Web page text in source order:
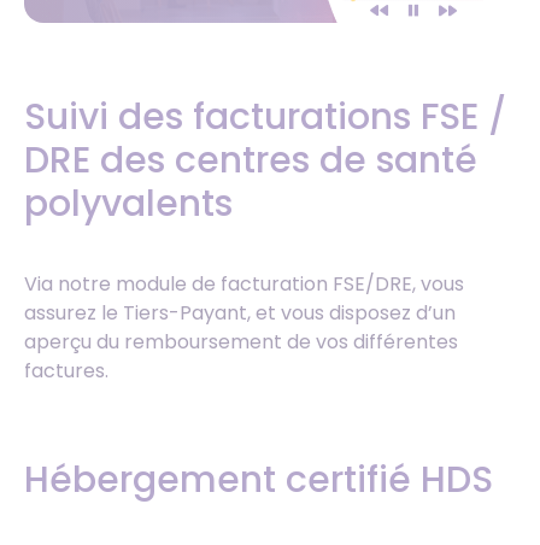
Suivi des facturations FSE /
DRE des centres de santé
polyvalents
Via notre module de facturation FSE/DRE, vous
assurez le Tiers-Payant, et vous disposez d’un
aperçu du remboursement de vos différentes
factures.
Hébergement certifié HDS